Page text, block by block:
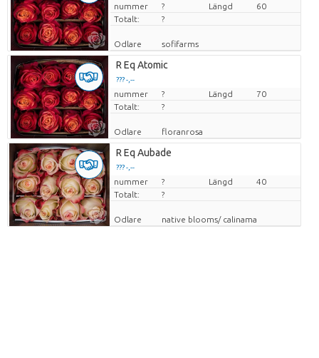
Pris per enhet
nummer ? Längd
60
Totalt:
?
Odlare sofifarms
R Eq Atomic
??? -,--
Pris per enhet
nummer ? Längd
70
Totalt:
?
Odlare floranrosa
R Eq Aubade
??? -,--
Pris per enhet
nummer ? Längd
40
Totalt:
?
Odlare native blooms/ calinama